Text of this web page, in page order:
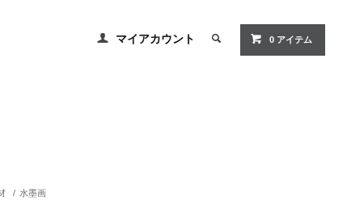
マイアカウント 0 アイテム
/ 水墨画